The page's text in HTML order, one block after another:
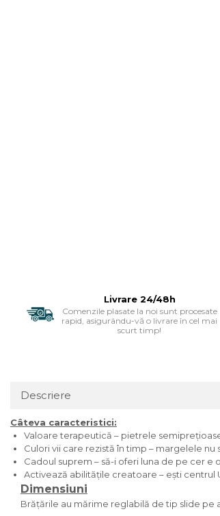
Livrare 24/48h
Comenzile plasate la noi sunt procesate
rapid, asigurându-vă o livrare în cel mai
scurt timp!
Descriere
Câteva caracteristici:
Valoare terapeutică – pietrele
Culori vii care rezistă în timp – margelele nu
Cadoul suprem – să-i oferi luna de pe cer
Activează abilitățile creatoare – ești centrul
Dimensiuni
Brățările au mărime reglabilă de tip slide pe